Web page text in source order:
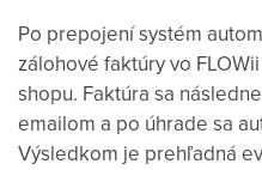
Po prepojení systém
zálohové faktúry vo
shopu. Faktúra sa
emailom a po úhrade sa
Výsledkom je prehľadná